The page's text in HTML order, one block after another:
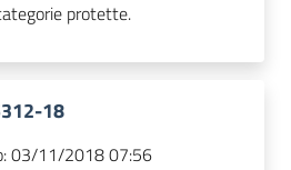
protette.
18
03/11/2018 07:56